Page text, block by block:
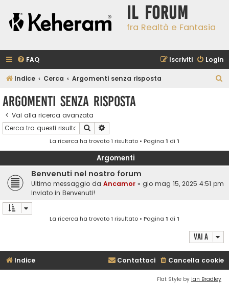
Il Forum
fra Realtà e Fantasia
FAQ Login
Iscriviti
Indice Cerca Argomenti senza risposta
Argomenti senza risposta
Vai alla ricerca avanzata
Cerca
La ricerca ha trovato 1 risultato • Pagina 1 di 1
Argomenti
Benvenuti nel nostro forum
Ultimo messaggio da Ancamor « gio mag 15, 2025 4:51 pm
Inviato in Benvenuti!
La ricerca ha trovato 1 risultato • Pagina 1 di 1
Vai a
Indice Cancella cookie
Contattaci
Flat Style by Ian Bradley